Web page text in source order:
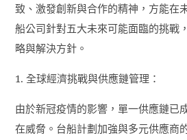
致、激發創新與合作的精神，方能在
船公司針對五大未來可能面臨的挑戰
略與解決方針。
1.全球經濟挑戰與供應鏈管理：
由於新冠疫情的影響，單一供應鏈已
在威脅。台船計劃加強與多元供應商